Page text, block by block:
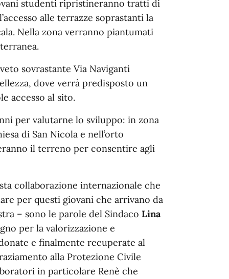
studenti ripristineranno tratti di
alle terrazze soprastanti la
Nella zona verranno piantumati
sovrastante Via Naviganti
dove verrà predisposto un
accesso al sito.
per valutarne lo sviluppo: in zona
di San Nicola e nell’orto
il terreno per consentire agli
collaborazione internazionale che
per questi giovani che arrivano da
– sono le parole del Sindaco Lina
per la valorizzazione e
e finalmente recuperate al
alla Protezione Civile
in particolare Renè che